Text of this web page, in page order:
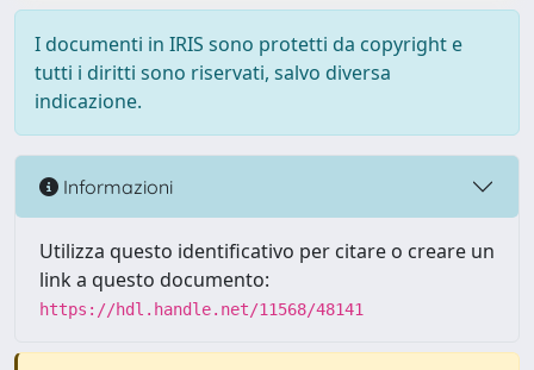
I documenti in IRIS sono protetti da copyright e
tutti i diritti sono riservati, salvo diversa
indicazione.
Informazioni
Utilizza questo identificativo per citare o creare un
link a questo documento:
https://hdl.handle.net/11568/48141